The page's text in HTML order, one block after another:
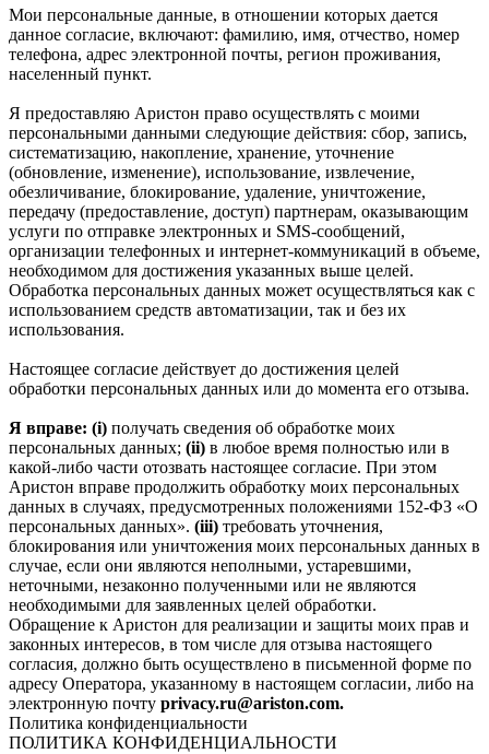
Мои персональные данные, в отношении которых дается
данное согласие, включают: фамилию, имя, отчество, номер
телефона, адрес электронной почты, регион проживания,
населенный пункт.
Я предоставляю Аристон право осуществлять с моими
персональными данными следующие действия: сбор, запись,
систематизацию, накопление, хранение, уточнение
(обновление, изменение), использование, извлечение,
обезличивание, блокирование, удаление, уничтожение,
передачу (предоставление, доступ) партнерам, оказывающим
услуги по отправке электронных и SMS‑сообщений,
организации телефонных и интернет‑коммуникаций в объеме,
необходимом для достижения указанных выше целей.
Обработка персональных данных может осуществляться как с
использованием средств автоматизации, так и без их
использования.
Настоящее согласие действует до достижения целей
обработки персональных данных или до момента его отзыва.
Я вправе: (i) получать сведения об обработке моих
персональных данных; (ii) в любое время полностью или в
какой-либо части отозвать настоящее согласие. При этом
Аристон вправе продолжить обработку моих персональных
данных в случаях, предусмотренных положениями 152-ФЗ «О
персональных данных». (iii) требовать уточнения,
блокирования или уничтожения моих персональных данных в
случае, если они являются неполными, устаревшими,
неточными, незаконно полученными или не являются
необходимыми для заявленных целей обработки.
Обращение к Аристон для реализации и защиты моих прав и
законных интересов, в том числе для отзыва настоящего
согласия, должно быть осуществлено в письменной форме по
адресу Оператора, указанному в настоящем согласии, либо на
электронную почту privacy.ru@ariston.com.
Политика конфиденциальности
ПОЛИТИКА КОНФИДЕНЦИАЛЬНОСТИ